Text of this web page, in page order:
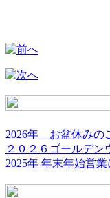
2026年 お盆休みの
２０２６ゴールデン
2025年 年末年始営